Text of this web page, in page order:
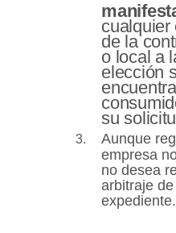
cualquier
de la
o local a
elección
su
Aunque
empresa
no desea
arbitraje
expediente.